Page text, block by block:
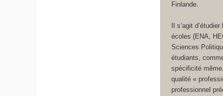
Finlande.
Il s’agit
écoles (ENA,
Sciences
étudiants,
spécificité
qualité «
professionnel